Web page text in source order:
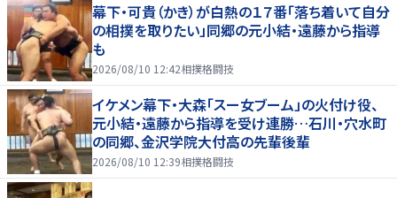
幕下・可貴（かき）が白熱の１７番「落ち着いて自分
の相撲を取りたい」同郷の元小結・遠藤から指導
も
2026/08/10 12:42相撲格闘技
イケメン幕下・大森「スー女ブーム」の火付け役、
元小結・遠藤から指導を受け連勝…石川・穴水町
の同郷、金沢学院大付高の先輩後輩
2026/08/10 12:39相撲格闘技